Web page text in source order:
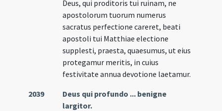
Deus, qui proditoris tui ruinam, ne
apostolorum tuorum numerus
sacratus perfectione careret, beati
apostoli tui Matthiae electione
supplesti, praesta, quaesumus, ut eius
protegamur meritis, in cuius
festivitate annua devotione laetamur.
2039
Deus qui profundo ... benigne
largitor.